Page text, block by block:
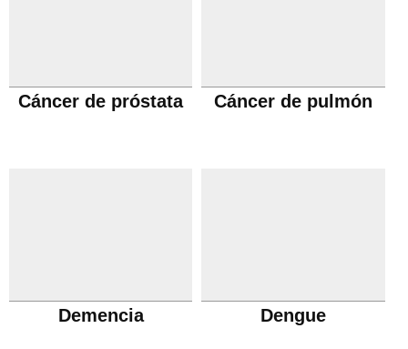
Cáncer de próstata Cáncer de pulmón
Demencia Dengue